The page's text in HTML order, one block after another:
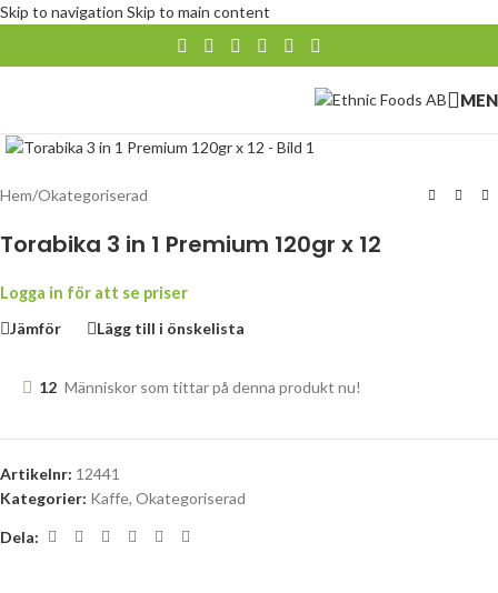
Skip to navigation Skip to main content
Hem/Okategoriserad
Torabika 3 in 1 Premium 120gr x 12
Logga in för att se priser
Jämför
Lägg till i önskelista
12 Människor som tittar på denna produkt nu!
Artikelnr: 12441
Kategorier: Kaffe, Okategoriserad
Dela: